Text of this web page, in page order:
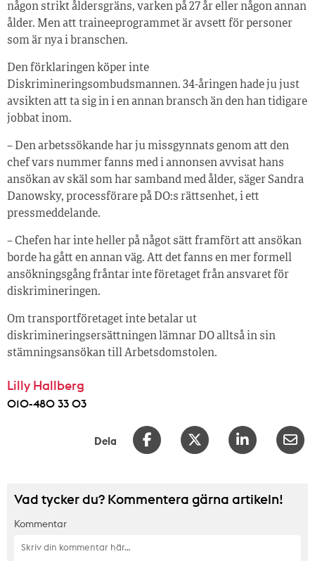
någon strikt åldersgräns, varken på 27 år eller någon annan
ålder. Men att traineeprogrammet är avsett för personer
som är nya i branschen.
Den förklaringen köper inte
Diskrimineringsombudsmannen. 34-åringen hade ju just
avsikten att ta sig in i en annan bransch än den han tidigare
jobbat inom.
– Den arbetssökande har ju missgynnats genom att den
chef vars nummer fanns med i annonsen avvisat hans
ansökan av skäl som har samband med ålder, säger Sandra
Danowsky, processförare på DO:s rättsenhet, i ett
pressmeddelande.
– Chefen har inte heller på något sätt framfört att ansökan
borde ha gått en annan väg. Att det fanns en mer formell
ansökningsgång fråntar inte företaget från ansvaret för
diskrimineringen.
Om transportföretaget inte betalar ut
diskrimineringsersättningen lämnar DO alltså in sin
stämningsansökan till Arbetsdomstolen.
Lilly Hallberg
010-480 33 03
Dela
Vad tycker du? Kommentera gärna artikeln!
Kommentar